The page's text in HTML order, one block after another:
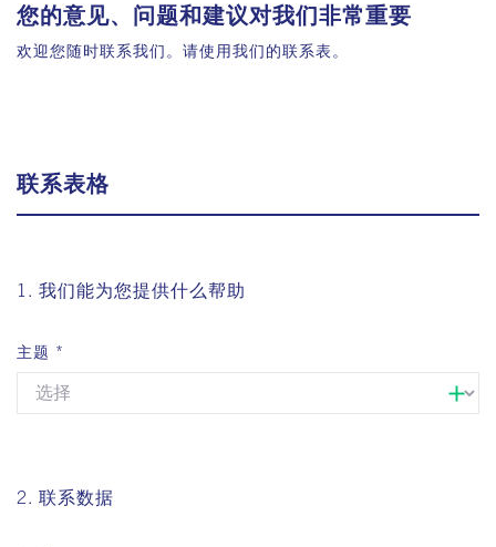
您的意见、问题和建议对我们非常重要
欢迎您随时联系我们。请使用我们的联系表。
联系表格
1. 我们能为您提供什么帮助
主题
2. 联系数据